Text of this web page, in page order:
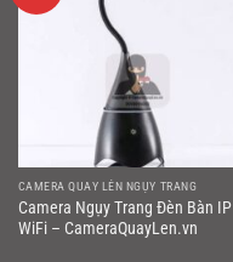
CAMERA QUAY LÉN NGỤY TRANG
Camera Ngụy Trang Đèn Bàn IP
WiFi – CameraQuayLen.vn